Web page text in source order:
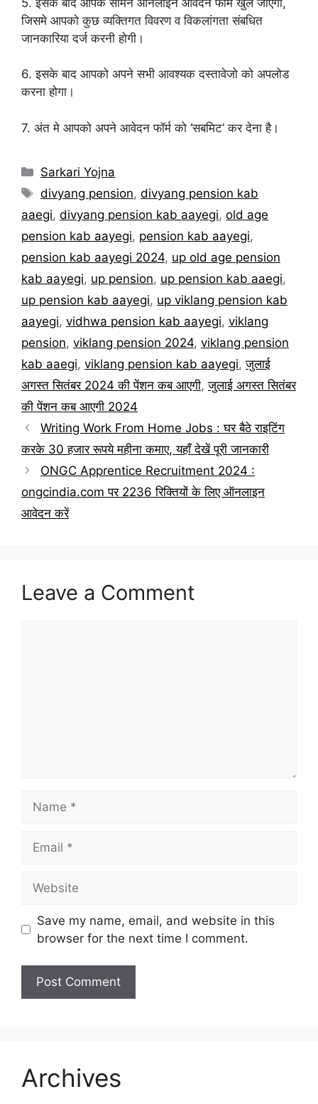
जिसमे आपको कुछ व्यक्तिगत विवरण व विकलांगता संबधित
जानकारिया दर्ज करनी होगी।
6. इसके बाद आपको अपने सभी आवश्यक दस्तावेजो को अपलोड
करना होगा।
7. अंत मे आपको अपने आवेदन फॉर्म को ‘सबमिट’ कर देना है।
Categories
Sarkari Yojna
Tags
divyang pension,divyang pension kab
aaegi, divyang pension kab aayegi, old age
pension kab aayegi, pension kab aayegi,
pension kab aayegi 2024, up old age pension
kab aayegi, up pension, up pension kab aaegi,
up pension kab aayegi, up viklang pension kab
aayegi, vidhwa pension kab aayegi, viklang
pension, viklang pension 2024, viklang pension
kab aaegi, viklang pension kab aayegi,जुलाई
अगस्त सितंबर 2024 की पेंशन कब आएगी,जुलाई अगस्त सितंबर
की पेंशन कब आएगी 2024
Writing Work From Home Jobs : घर बैठे राइटिंग
करके 30 हजार रूपये महीना कमाए, यहाँ देखें पूरी जानकारी
ONGC Apprentice Recruitment 2024 :
ongcindia.com पर 2236 रिक्तियों के लिए ऑनलाइन
आवेदन करें
Leave a Comment
Save my name, email, and website in this
browser for the next time I comment.
Archives